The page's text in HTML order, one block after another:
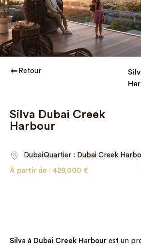
Retour
Silva Dubai Creek
Harbour
DubaiQuartier : Dubai Creek
À partir de : 429,000 €
Silva à Dubai Creek Harbour est un